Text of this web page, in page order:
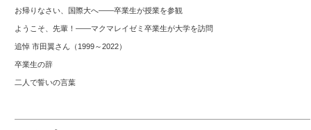
お帰りなさい、国際大へ――卒業生が授業を参観
ようこそ、先輩！――マクマレイゼミ卒業生が大学を訪問
追悼 市田翼さん（1999～2022）
卒業生の辞
二人で誓いの言葉